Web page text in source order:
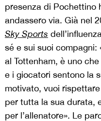
presenza di Pochettino
andassero via. Già nel
Sky Sports
sé e sui suoi
al Tottenham, è uno
e i giocatori sentono la
motivato, vuoi
per tutta la sua durata,
per l’allenatore». Le